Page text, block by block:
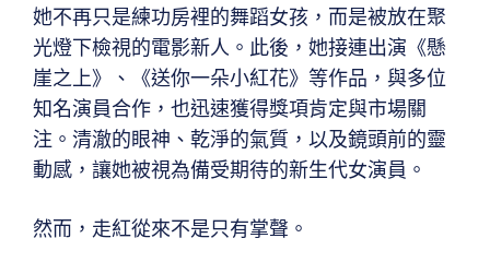
她不再只是練功房裡的舞蹈女孩，而是被放在聚
光燈下檢視的電影新人。此後，她接連出演《懸
崖之上》、《送你一朵小紅花》等作品，與多位
知名演員合作，也迅速獲得獎項肯定與市場關
注。清澈的眼神、乾淨的氣質，以及鏡頭前的靈
動感，讓她被視為備受期待的新生代女演員。
然而，走紅從來不是只有掌聲。